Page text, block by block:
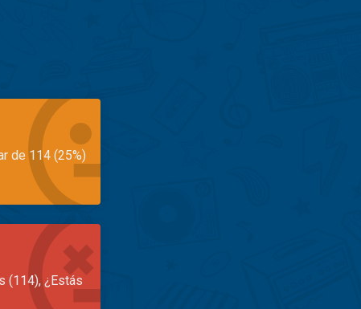
de 114 (25%)
(114), ¿Estás